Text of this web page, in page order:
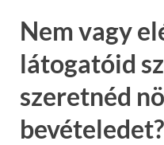
Nem vagy
látogatóid
szeretnéd
bevételedet?